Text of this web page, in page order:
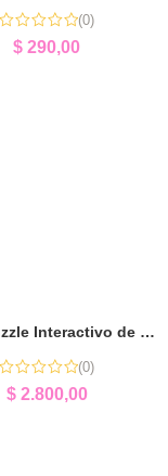
(0)
$ 290,00
Mapa Puzzle Interactivo de Europa | Geografía y Cultura
(0)
$2.800,00